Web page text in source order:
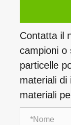
Contatta il
campioni o
particelle
materiali di
materiali